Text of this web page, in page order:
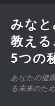
みな
教え
5つの
あなたの健
る未来のため